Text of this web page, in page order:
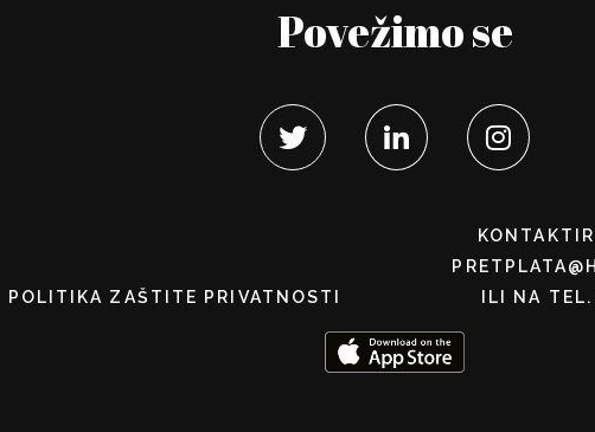
Povežimo se
POLITIKA ZAŠTITE PRIVATNOSTI
ILI NA